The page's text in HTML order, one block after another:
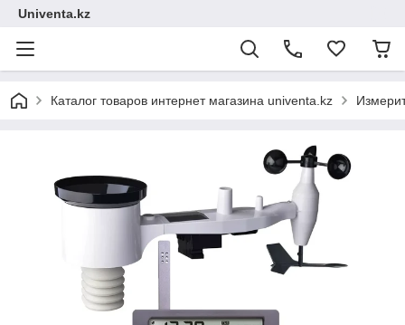
Univenta.kz
Каталог товаров интернет магазина univenta.kz